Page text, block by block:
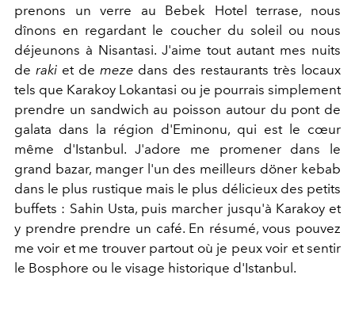
prenons un verre au Bebek Hotel terrase, nous
dînons en regardant le coucher du soleil ou nous
déjeunons à Nisantasi. J'aime tout autant mes nuits
de raki et de meze dans des restaurants très locaux
tels que Karakoy Lokantasi ou je pourrais simplement
prendre un sandwich au poisson autour du pont de
galata dans la région d'Eminonu, qui est le cœur
même d'Istanbul. J'adore me promener dans le
grand bazar, manger l'un des meilleurs döner kebab
dans le plus rustique mais le plus délicieux des petits
buffets : Sahin Usta, puis marcher jusqu'à Karakoy et
y prendre prendre un café. En résumé, vous pouvez
me voir et me trouver partout où je peux voir et sentir
le Bosphore ou le visage historique d'Istanbul.